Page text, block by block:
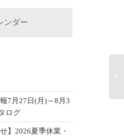
ンダー
7月27日(月)～8月3
ログ
】2026夏季休業・